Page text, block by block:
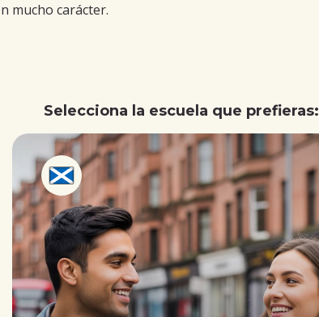
mucho carácter.
Selecciona la escuela que prefieras: